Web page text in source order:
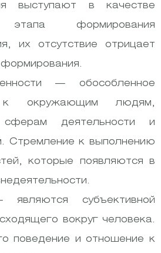
выступают в качестве
этапа формирования
их отсутствие отрицает
— обособленное
к окружающим людям,
сферам деятельности и
Стремление к выполнению
которые появляются в
являются субъективной
вокруг человека.
поведение и отношение к